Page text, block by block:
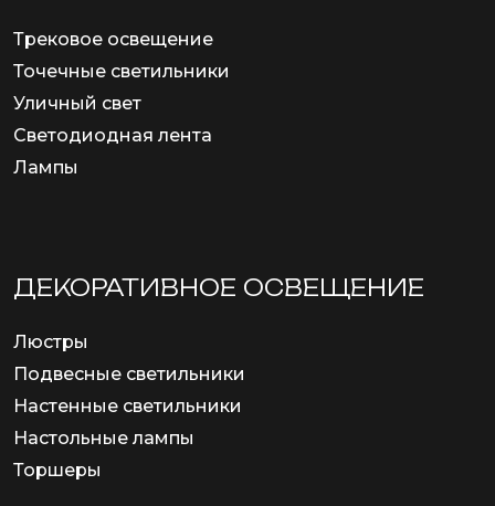
Трековое освещение
Точечные светильники
Уличный свет
Светодиодная лента
Лампы
ДЕКОРАТИВНОЕ ОСВЕЩЕНИЕ
Люстры
Подвесные светильники
Настенные светильники
Настольные лампы
Торшеры